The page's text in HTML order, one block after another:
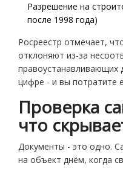
Разрешение на
после 1998 года)
Росреестр отмечает,
отклоняют из-за
правоустанавливающих
цифре - и вы потратите
Проверка
что
Документы - это одно.
на объект днём, когда